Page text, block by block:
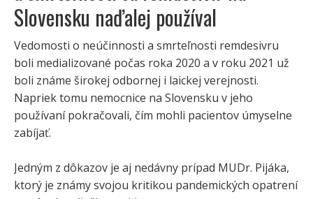
Slovensku naďalej používal
Vedomosti o neúčinnosti a smrteľnosti remdesivru
boli medializované počas roka 2020 a v roku 2021 už
boli známe širokej odbornej i laickej verejnosti.
Napriek tomu nemocnice na Slovensku v jeho
používaní pokračovali, čím mohli pacientov úmyselne
zabíjať.
Jedným z dôkazov je aj nedávny prípad MUDr. Pijáka,
ktorý je známy svojou kritikou pandemických opatrení